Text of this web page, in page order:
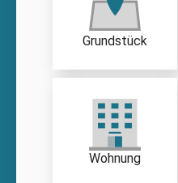
Grundstück
Wohnung